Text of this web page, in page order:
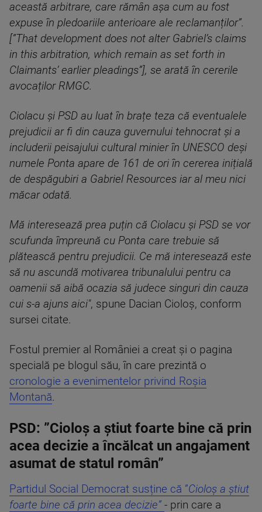
această arbitrare, care rămân așa cum au fost
expuse în pledoariile anterioare ale reclamanților”.
[”That development does not alter Gabriel’s claims
in this arbitration, which remain as set forth in
Claimants’ earlier pleadings”], se arată în cererile
avocaților RMGC.
Ciolacu și PSD au luat în brațe teza că eventualele
prejudicii ar fi din cauza guvernului tehnocrat și a
includerii peisajului cultural minier în UNESCO deși
numele Ponta apare de 161 de ori în cererea inițială
de despăgubiri a Gabriel Resources iar al meu nici
măcar odată.
Mă interesează prea puțin că Ciolacu și PSD se vor
scufunda împreună cu Ponta care trebuie să
plătească pentru prejudicii. Ce mă interesează este
să nu ascundă motivarea tribunalului pentru ca
oamenii să aibă ocazia să judece singuri din cauza
cui s-a ajuns aici", spune Dacian Cioloș, conform
sursei citate.
Fostul premier al României a creat și o pagina
specială pe blogul său, în care prezintă o
cronologie a evenimentelor privind Roșia
Montană.
PSD: ”Cioloș a știut foarte bine că prin
acea decizie a încălcat un angajament
asumat de statul român”
Partidul Social Democrat susține că ”Cioloș a știut
foarte bine că prin acea decizie” - prin care a